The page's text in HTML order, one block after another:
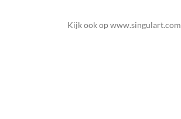
Kijk ook op www.singulart.com